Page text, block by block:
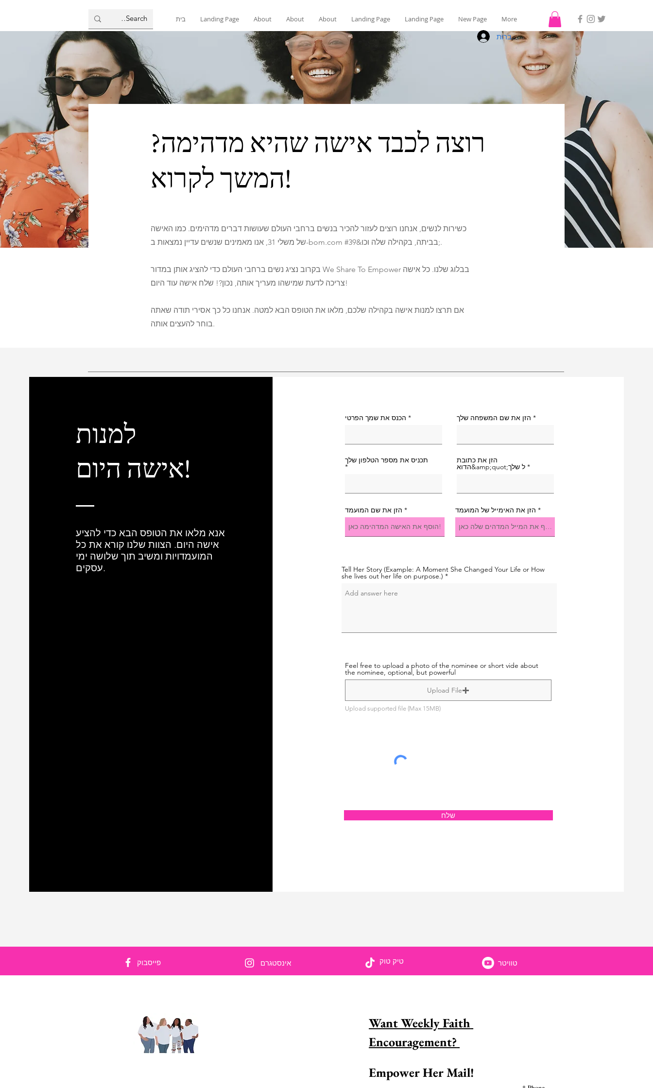
בית Landing Page About About About Landing Page Landing Page New Page More
רוצה לכבד אישה שהיא מדהימה?
המשך לקרוא!
כשירות לנשים, אנחנו רוצים לעזור להכיר בנשים ברחבי העולם שעושות דברים מדהימים. כמו האישה
של משלי 31, אנו מאמינים שנשים עדיין נמצאות ב-bom.com בביתה, בקהילה שלה וכו&#39;.
בקרוב נציג נשים ברחבי העולם כדי להציג אותן במדור We Share To Empower בבלוג שלנו. כל אישה
צריכה לדעת שמישהו מעריך אותה, נכון?! שלח אישה עוד היום!
אם תרצו למנות אישה בקהילה שלכם, מלאו את הטופס הבא למטה. אנחנו כל כך אסירי תודה שאתה
בוחר להעצים אותה.
להתחברות
למנות
אישה היום!
אנא מלאו את הטופס הבא כדי להציע
אישה היום. הצוות שלנו קורא את כל
המועמדויות ומשיב תוך שלושה ימי
עסקים.
הכנס את שמך הפרטי הזן את שם המשפחה שלך
תכניס את מספר הטלפון שלך הזן את כתובת
הדוא&amp;quot;ל שלך
הזן את שם המועמד הזן את האימייל של המועמד
Tell Her Story (Example: A Moment She Changed Your Life or How
she lives out her life on purpose.)
Feel free to upload a photo of the nominee or short vide about
the nominee, optional, but powerful
Upload File
Upload supported file (Max 15MB)
שלח
פייסבוק אינסטגרם טיק טוק טוויטר
Want Weekly Faith
Empower Her Mail!